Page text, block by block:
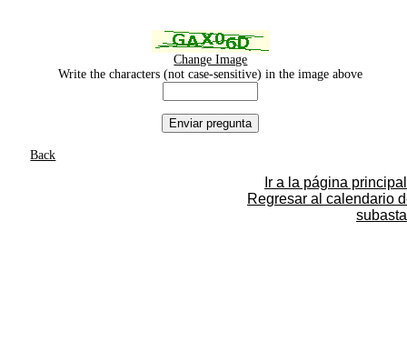
Change Image
Write the characters (not case-sensitive) in the image above
Back
Ir a la página principal
Regresar al calendario